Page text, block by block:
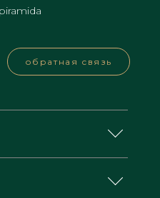
обратная связь